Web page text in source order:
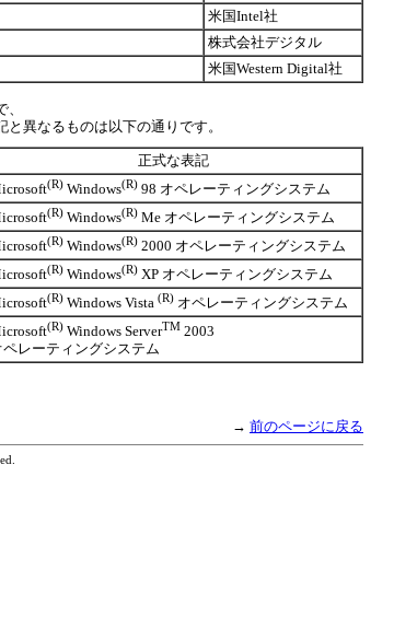
米国Intel社
株式会社デジタル
米国Western Digital社
異なるものは以下の通りです。
正式な表記
(R) Windows(R) 98 オペレーティングシステム
(R) Windows(R) Me オペレーティングシステム
(R) Windows(R) 2000 オペレーティングシステム
(R) Windows(R) XP オペレーティングシステム
(R) Windows Vista (R) オペレーティングシステム
(R) Windows ServerTM 2003
ペレーティングシステム
→ 前のページに戻る